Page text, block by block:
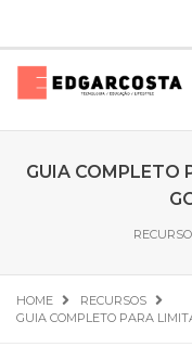
GUIA COMPLETO
HOME
RECURSOS
GUIA COMPLETO PARA